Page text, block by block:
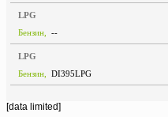
LPG
Бензин,
--
LPG
Бензин,
DI395LPG
[data limited]